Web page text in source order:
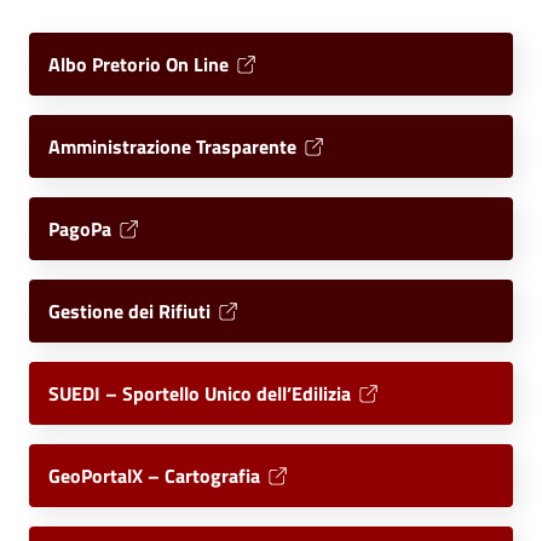
Albo Pretorio On Line
Amministrazione Trasparente
PagoPa
Gestione dei Rifiuti
SUEDI – Sportello Unico dell’Edilizia
GeoPortalX – Cartografia